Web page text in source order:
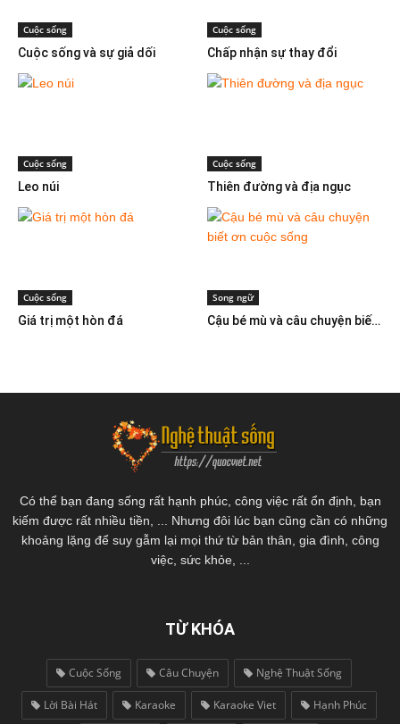
Cuộc sống
Cuộc sống và sự giả dối
Cuộc sống
Chấp nhận sự thay đổi
Cuộc sống
Leo núi
Cuộc sống
Thiên đường và địa ngục
Cuộc sống
Giá trị một hòn đá
Song ngữ
Cậu bé mù và câu chuyện biết ơn cuộc sống
Có thể bạn đang sống rất hạnh phúc, công việc rất ổn định, bạn
kiếm được rất nhiều tiền, ... Nhưng đôi lúc bạn cũng cần có những
khoảng lặng để suy gẫm lại mọi thứ từ bản thân, gia đình, công
việc, sức khỏe, ...
TỪ KHÓA
Cuộc Sống Câu Chuyện Nghệ Thuật Sống
Lời Bài Hát Karaoke Karaoke Viet Hạnh Phúc